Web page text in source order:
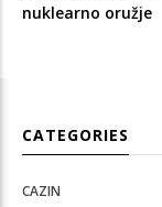
nuklearno oružje
CATEGORIES
CAZIN